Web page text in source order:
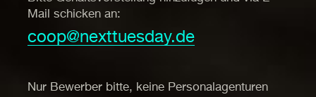
Mail schicken an:
coop@nexttuesday.de
Nur Bewerber bitte, keine Personalagenturen